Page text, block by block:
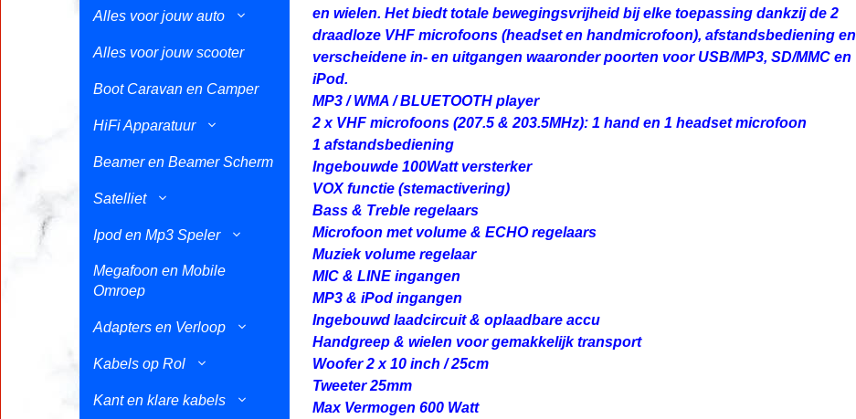
Alles voor jouw auto
Alles voor jouw scooter
Boot Caravan en Camper
HiFi Apparatuur
Beamer en Beamer Scherm
Satelliet
Ipod en Mp3 Speler
Megafoon en Mobile
Omroep
Adapters en Verloop
Kabels op Rol
Kant en klare kabels
en wielen. Het biedt totale bewegingsvrijheid bij elke toepassing dankzij de 2
draadloze VHF microfoons (headset en handmicrofoon), afstandsbediening en
verscheidene in- en uitgangen waaronder poorten voor USB/MP3, SD/MMC en
iPod.
MP3 / WMA / BLUETOOTH player
2 x VHF microfoons (207.5 & 203.5MHz): 1 hand en 1 headset microfoon
1 afstandsbediening
Ingebouwde 100Watt versterker
VOX functie (stemactivering)
Bass & Treble regelaars
Microfoon met volume & ECHO regelaars
Muziek volume regelaar
MIC & LINE ingangen
MP3 & iPod ingangen
Ingebouwd laadcircuit & oplaadbare accu
Handgreep & wielen voor gemakkelijk transport
Woofer 2 x 10 inch / 25cm
Tweeter 25mm
Max Vermogen 600 Watt